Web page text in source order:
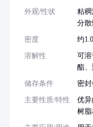
外观/性状
粘
分
密度
约
溶解性
可
酯
储存条件
密
主要性质/特性
优
树